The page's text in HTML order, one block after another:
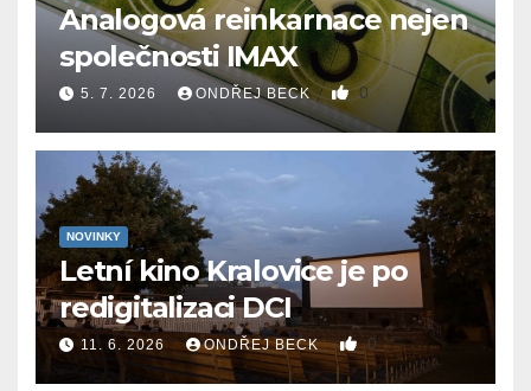
Analogová reinkarnace nejen
společnosti IMAX
5. 7. 2026 ONDŘEJ BECK 0
NOVINKY
Letní kino Kralovice je po
redigitalizaci DCI
11. 6. 2026 ONDŘEJ BECK 0